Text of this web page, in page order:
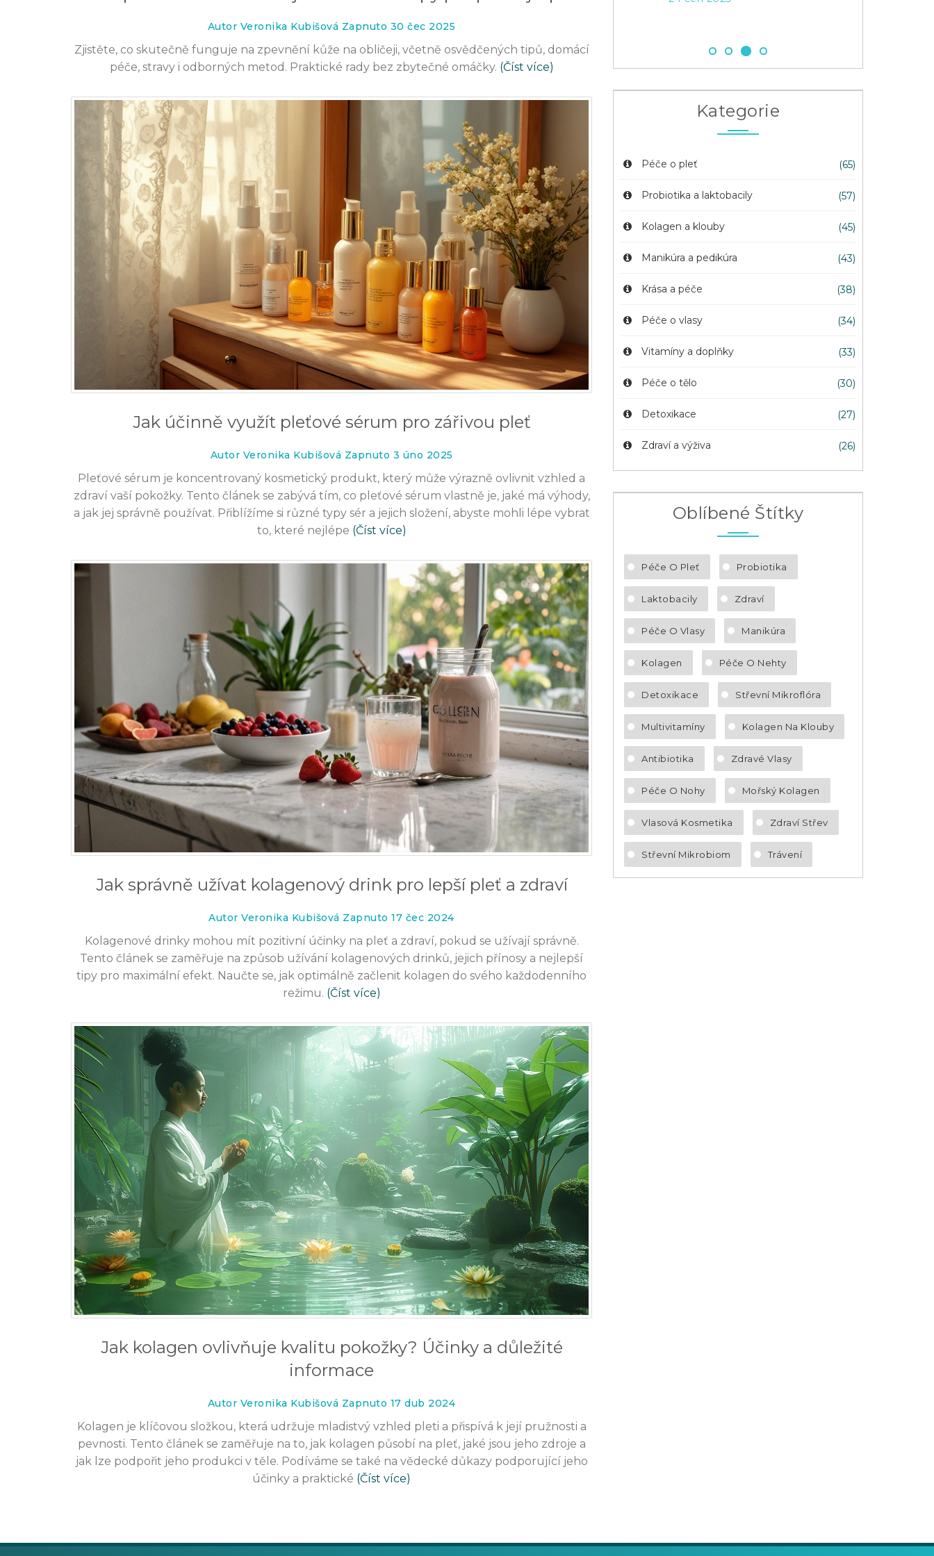
Autor Veronika Kubišová Zapnuto 30 čec 2025
Zjistěte, co skutečně funguje na zpevnění kůže na obličeji, včetně osvědčených tipů, domácí
péče, stravy i odborných metod. Praktické rady bez zbytečné omáčky. (Číst více)
Jak účinně využít pleťové sérum pro zářivou pleť
Autor Veronika Kubišová Zapnuto 3 úno 2025
Pleťové sérum je koncentrovaný kosmetický produkt, který může výrazně ovlivnit vzhled a
zdraví vaší pokožky. Tento článek se zabývá tím, co pleťové sérum vlastně je, jaké má výhody,
a jak jej správně používat. Přiblížíme si různé typy sér a jejich složení, abyste mohli lépe vybrat
to, které nejlépe (Číst více)
Jak správně užívat kolagenový drink pro lepší pleť a zdraví
Autor Veronika Kubišová Zapnuto 17 čec 2024
Kolagenové drinky mohou mít pozitivní účinky na pleť a zdraví, pokud se užívají správně.
Tento článek se zaměřuje na způsob užívání kolagenových drinků, jejich přínosy a nejlepší
tipy pro maximální efekt. Naučte se, jak optimálně začlenit kolagen do svého každodenního
režimu. (Číst více)
Jak kolagen ovlivňuje kvalitu pokožky? Účinky a důležité
informace
Autor Veronika Kubišová Zapnuto 17 dub 2024
Kolagen je klíčovou složkou, která udržuje mladistvý vzhled pleti a přispívá k její pružnosti a
pevnosti. Tento článek se zaměřuje na to, jak kolagen působí na pleť, jaké jsou jeho zdroje a
jak lze podpořit jeho produkci v těle. Podíváme se také na vědecké důkazy podporující jeho
účinky a praktické (Číst více)
Kategorie
Péče o pleť (65)
Probiotika a laktobacily (57)
Kolagen a klouby (45)
Manikúra a pedikúra (43)
Krása a péče (38)
Péče o vlasy (34)
Vitamíny a doplňky (33)
Péče o tělo (30)
Detoxikace (27)
Zdraví a výživa (26)
Oblíbené Štítky
Péče O Pleť Probiotika
Laktobacily Zdraví
Péče O Vlasy Manikúra
Kolagen Péče O Nehty
Detoxikace Střevní Mikroflóra
Multivitamíny Kolagen Na Klouby
Antibiotika Zdravé Vlasy
Péče O Nohy Mořský Kolagen
Vlasová Kosmetika Zdraví Střev
Střevní Mikrobiom Trávení